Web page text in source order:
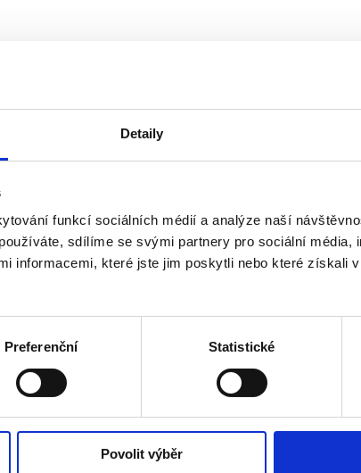
Detaily
funkcí sociálních médií a analýze naší
sdílíme se svými partnery pro sociální média,
informacemi, které jste jim poskytli nebo které získali
Preferenční Statistické
Povolit výběr